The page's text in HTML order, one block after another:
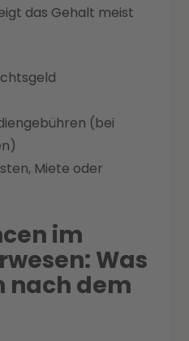
das Gehalt meist
(bei
Miete oder
im
Was
nach dem